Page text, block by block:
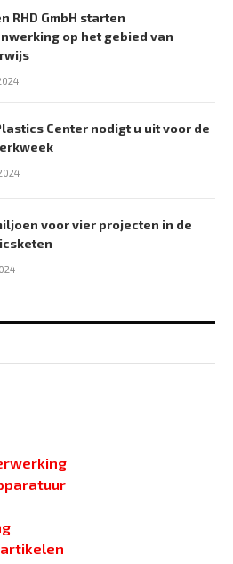
RHD GmbH starten
op het gebied van
Center nodigt u uit voor de
voor vier projecten in de